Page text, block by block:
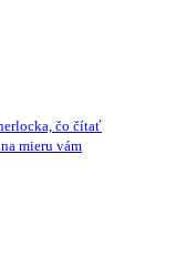
čo čítať
mieru vám